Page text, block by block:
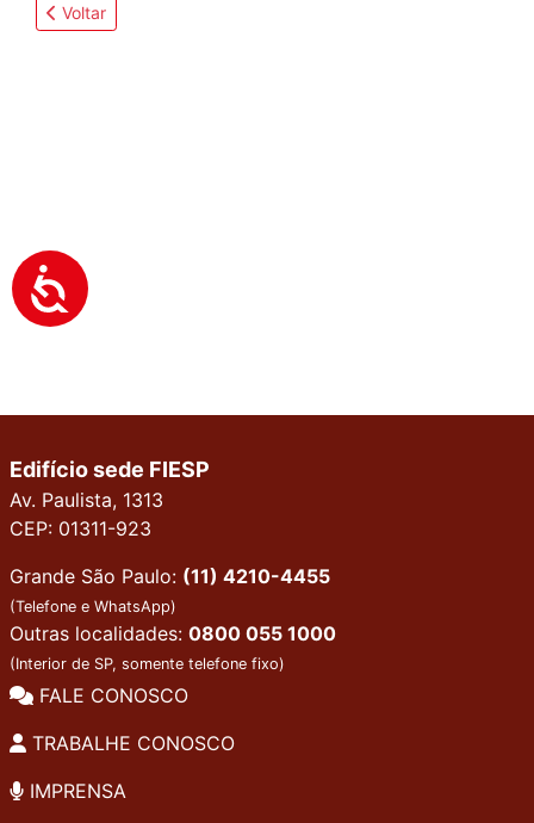
Voltar
Edifício sede FIESP
Av. Paulista, 1313
CEP: 01311-923
Grande São Paulo: (11) 4210-4455
(Telefone e WhatsApp)
Outras localidades: 0800 055 1000
(Interior de SP, somente telefone fixo)
FALE CONOSCO
TRABALHE CONOSCO
IMPRENSA